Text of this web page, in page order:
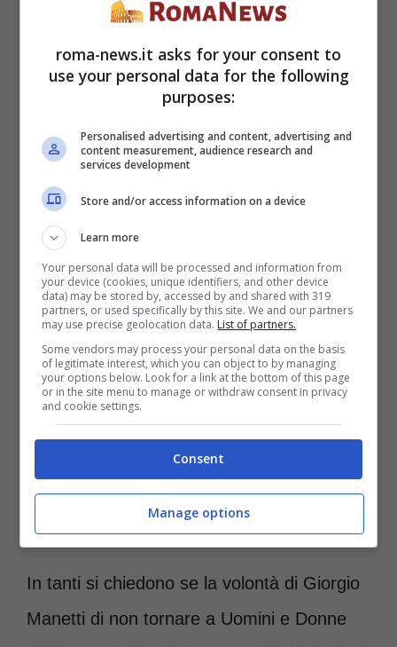
storia d’amore di Giorgio Manetti con
Gemma Galganiha fatto sognare per anni
il pubblico di Uomini e Donne, ma da tempo
torinese continua a cercare l’amore al
dating show di Maria De Filippi, “Il
Gabbiano” apre le sue ali verso altri lidi.
Giorgio e Gemma ai tempi del dating show: e ora? (Credits:
screenshot YouTube @uominiedonne) – romanews.it
In tanti si chiedono se la volontà di Giorgio
Manetti di non tornare a Uomini e Donne
roma-news.it asks for your consent to
use your personal data for the following
purposes:
Personalised advertising and content, advertising and
content measurement, audience research and
services development
Store and/or access information on a device
Learn more
Your personal data will be processed and information from
your device (cookies, unique identifiers, and other device
data) may be stored by, accessed by and shared with 319
partners, or used specifically by this site. We and our partners
may use precise geolocation data. List of partners.
Some vendors may process your personal data on the basis
of legitimate interest, which you can object to by managing
your options below. Look for a link at the bottom of this page
or in the site menu to manage or withdraw consent in privacy
and cookie settings.
Consent
Manage options